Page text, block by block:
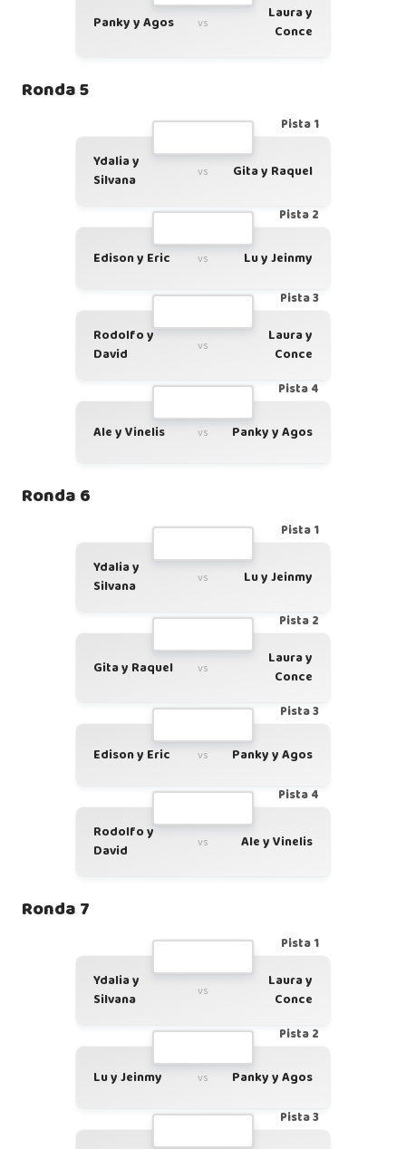
Panky y Agos vs
Laura y
Conce
Ronda 5
Pista 1
Ydalia y
Silvana
vs Gita y Raquel
Pista 2
Edison y Eric vs Lu y Jeinmy
Pista 3
Rodolfo y
David
vs
Laura y
Conce
Pista 4
Ale y Vinelis vs Panky y Agos
Ronda 6
Pista 1
Ydalia y
Silvana
vs Lu y Jeinmy
Pista 2
Gita y Raquel vs
Laura y
Conce
Pista 3
Edison y Eric vs Panky y Agos
Pista 4
Rodolfo y
David
vs Ale y Vinelis
Ronda 7
Pista 1
Ydalia y
Silvana
vs
Laura y
Conce
Pista 2
Lu y Jeinmy vs Panky y Agos
Pista 3